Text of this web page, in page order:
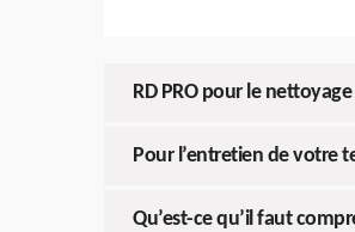
RD PRO pour le
Pour l’entretien de votre
Qu’est-ce qu’il faut